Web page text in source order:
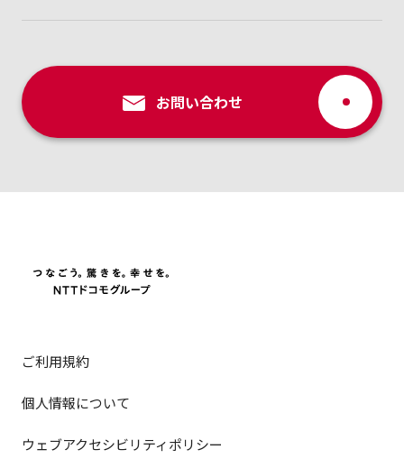
お問い合わせ
ご利用規約
個人情報について
ウェブアクセシビリティポリシー